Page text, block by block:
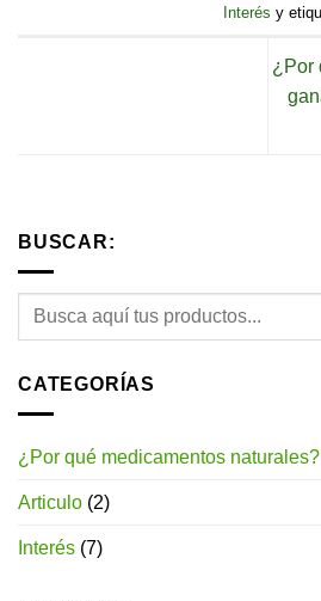
Interés y
¿Por
BUSCAR:
CATEGORÍAS
¿Por qué medicamentos naturales?
Articulo (2)
Interés (7)